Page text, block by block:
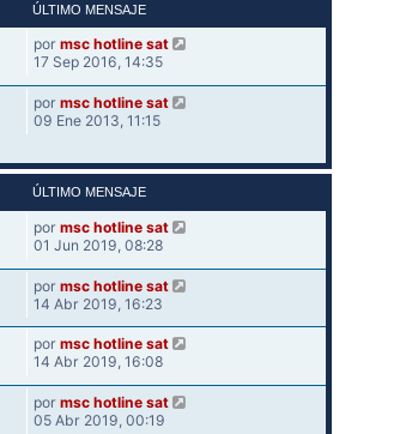
ÚLTIMO MENSAJE
por msc hotline sat
17 Sep 2016, 14:35
por msc hotline sat
09 Ene 2013, 11:15
ÚLTIMO MENSAJE
por msc hotline sat
01 Jun 2019, 08:28
por msc hotline sat
14 Abr 2019, 16:23
por msc hotline sat
14 Abr 2019, 16:08
por msc hotline sat
05 Abr 2019, 00:19